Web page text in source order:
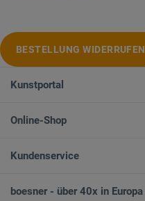
BESTELLUNG WIDERRUFEN
Kunstportal
Online-Shop
Kundenservice
boesner - über 40x in Europa